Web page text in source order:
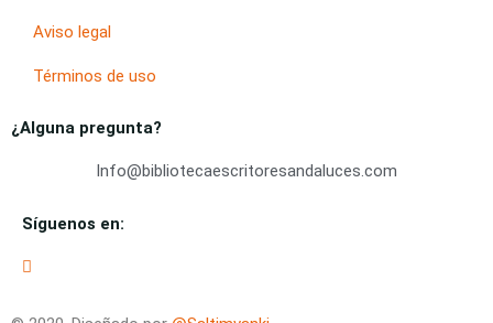
Aviso legal
Términos de uso
¿Alguna pregunta?
Info@bibliotecaescritoresandaluces.com
Síguenos en: